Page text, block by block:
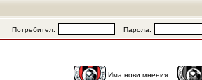
Потребител: Парола:
Има нови мнения